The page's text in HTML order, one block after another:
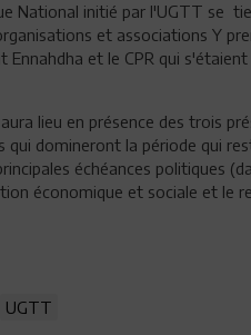
National initié par l'UGTT se
et associations Y
et le CPR qui
lieu en présence des trois
qui domineront la période qui
échéances politiques
économique et sociale et le
UGTT